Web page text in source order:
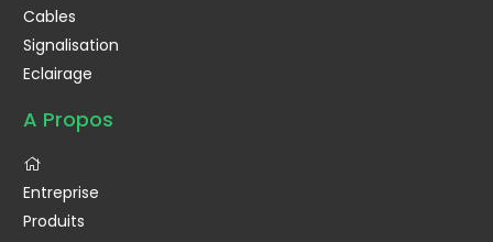
Cables
Signalisation
Eclairage
A Propos
Entreprise
Produits